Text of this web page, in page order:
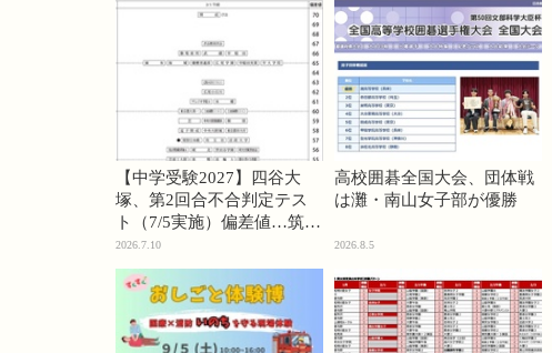
【中学受験2027】四谷大
塚、第2回合不合判定テス
ト（7/5実施）偏差値…筑駒
74・桜蔭70＜PR＞
2026.7.10
高校囲碁全国大会、団体戦
は灘・南山女子部が優勝
2026.8.5